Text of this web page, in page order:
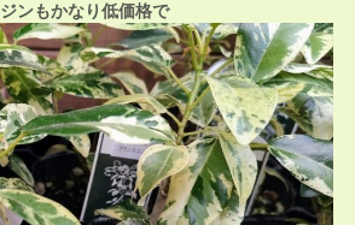
ジンもかなり低価格で